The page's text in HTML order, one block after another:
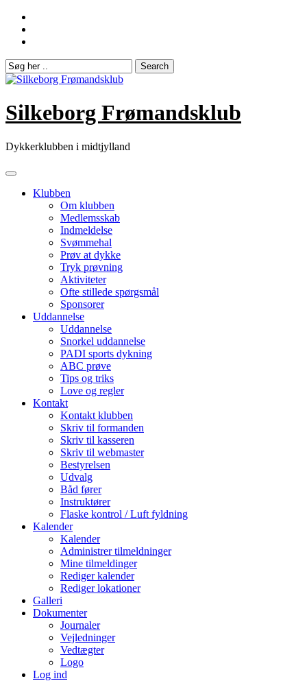
Skip
content
Silkeborg Frømandsklub
Dykkerklubben i midtjylland
Klubben
Om klubben
Medlemsskab
Indmeldelse
Svømmehal
Prøv at dykke
Tryk prøvning
Aktiviteter
Ofte stillede spørgsmål
Sponsorer
Uddannelse
Uddannelse
Snorkel uddannelse
PADI sports dykning
ABC prøve
Tips og triks
Love og regler
Kontakt
Kontakt klubben
Skriv til formanden
Skriv til kasseren
Skriv til webmaster
Bestyrelsen
Udvalg
Båd fører
Instruktører
Flaske kontrol / Luft fyldning
Kalender
Kalender
Administrer tilmeldninger
Mine tilmeldinger
Rediger kalender
Rediger lokationer
Galleri
Dokumenter
Journaler
Vejledninger
Vedtægter
Logo
Log ind